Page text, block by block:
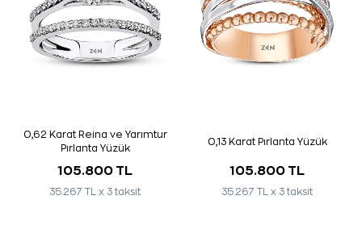
0,62 Karat Reina ve Yarımtur
Pırlanta Yüzük
105.800 TL
35.267 TL x 3 taksit
0,13 Karat Pırlanta Yüzük
105.800 TL
35.267 TL x 3 taksit